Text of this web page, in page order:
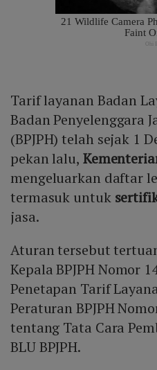
Tarif layanan Badan
Badan Penyelenggara
(BPJPH) telah sejak 1
pekan lalu,
mengeluarkan daftar
termasuk untuk
jasa.
Aturan tersebut
Kepala BPJPH Nomor
Penetapan Tarif
Peraturan BPJPH
tentang Tata Cara
BLU BPJPH.